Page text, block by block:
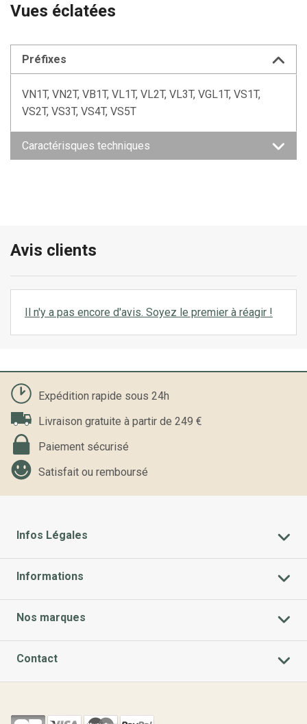
Vues éclatées
Préfixes
VN1T, VN2T, VB1T, VL1T, VL2T, VL3T, VGL1T, VS1T,
VS2T, VS3T, VS4T, VS5T
Caractérisques techniques
Avis clients
Il n'y a pas encore d'avis. Soyez le premier à réagir !
Expédition rapide sous 24h
Livraison gratuite à partir de 249 €
Paiement sécurisé
Satisfait ou remboursé
Infos Légales
Informations
Nos marques
Contact